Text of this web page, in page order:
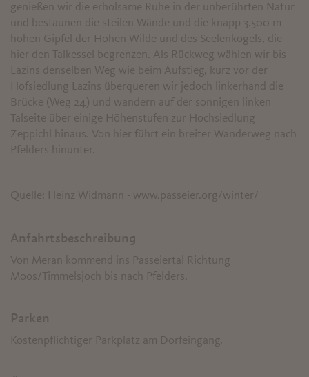
genießen wir die erholsame Ruhe in der unberührten Natur
und bestaunen die steilen Wände und die knapp 3.500 m
hohen Gipfel der Hohen Wilde und des Seelenkogels, die
hier den Talkessel begrenzen. Als Rückweg wählen wir bis
Lazins denselben Weg wie beim Aufstieg, kurz vor der
Hofsiedlung Lazins überqueren wir jedoch linkerhand die
Brücke (Weg 24) und wandern auf der sonnigen linken
Talseite über einige Höhenstufen zur Hochsiedlung
Zeppichl hinaus. Von hier führt ein breiter Wanderweg nach
Pfelders hinunter.
Quelle: Heinz Widmann - www.passeier.org/winter/
Anfahrtsbeschreibung
Von Meran kommend ins Passeiertal Richtung
Moos/Timmelsjoch bis nach Pfelders.
Parken
Kostenpflichtiger Parkplatz am Dorfeingang.